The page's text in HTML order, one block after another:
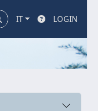
IT LOGIN